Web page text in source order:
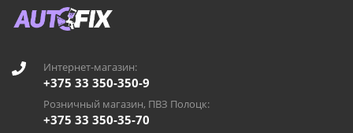
Интернет-магазин:
+375 33 350-350-9
Розничный магазин, ПВЗ Полоцк:
+375 33 350-35-70